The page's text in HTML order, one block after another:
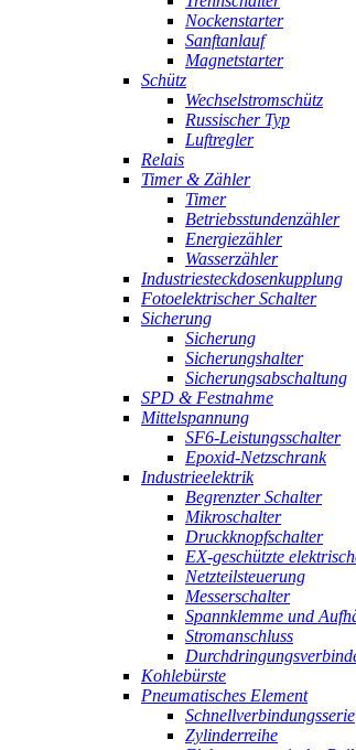
Nockenstarter
Sanftanlauf
Magnetstarter
Schütz
Wechselstromschütz
Russischer Typ
Luftregler
Relais
Timer & Zähler
Timer
Betriebsstundenzähler
Energiezähler
Wasserzähler
Industriesteckdosenkupplung
Fotoelektrischer Schalter
Sicherung
Sicherung
Sicherungshalter
Sicherungsabschaltung
SPD & Festnahme
Mittelspannung
SF6-Leistungsschalter
Epoxid-Netzschrank
Industrieelektrik
Begrenzter Schalter
Mikroschalter
Druckknopfschalter
EX-geschützte
Netzteilsteuerung
Messerschalter
Spannklemme und
Stromanschluss
Kohlebürste
Pneumatisches Element
Schnellverbindungsserie
Zylinderreihe